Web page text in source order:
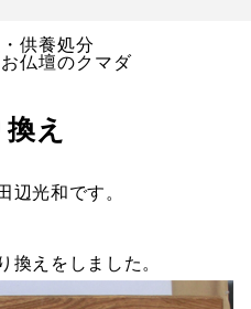
供養処分
仏壇のクマダ
え
辺光和です。
換えをしました。